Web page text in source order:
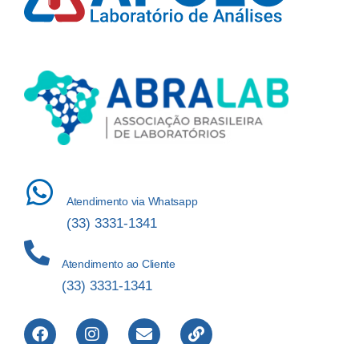
Atendimento via Whatsapp
(33) 3331-1341
Atendimento ao Cliente
(33) 3331-1341